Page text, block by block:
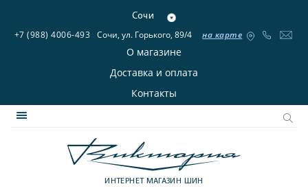
Сочи
+7 (988) 4006-493 Сочи, ул. Горького, 89/4 на карте
О магазине
Доставка и оплата
Контакты
ИНТЕРНЕТ МАГАЗИН ШИН